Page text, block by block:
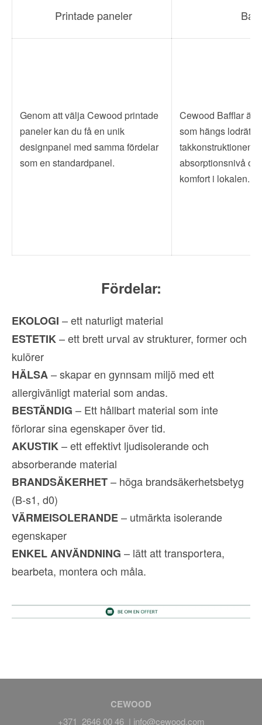
Printade paneler
Genom att välja Cewood printade
paneler kan du få en unik
designpanel med samma fördelar
som en standardpanel.
Cewood Bafflar är
som hängs lodrätt i
takkonstruktionen.
absorptionsnivå
komfort i lokalen.
Fördelar:
EKOLOGI – ett naturligt material
ESTETIK– ett brett urval av strukturer, former och
kulörer
HÄLSA– skapar en gynnsam miljö med ett
allergivänligt material som andas.
BESTÄNDIG – Ett hållbart material som inte
förlorar sina egenskaper över tid.
AKUSTIK– ett effektivt ljudisolerande och
absorberande material
BRANDSÄKERHET– höga brandsäkerhetsbetyg
(B-s1, d0)
VÄRMEISOLERANDE– utmärkta isolerande
egenskaper
ENKEL ANVÄNDNING – lätt att transportera,
bearbeta, montera och måla.
CEWOOD
+371 2646 00 46 | info@cewood.com